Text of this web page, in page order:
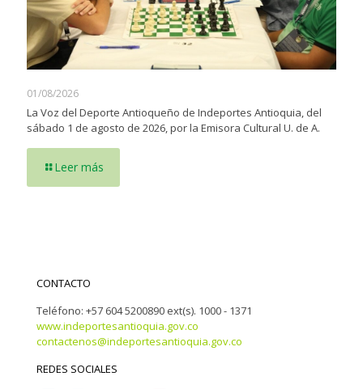
01/08/2026
La Voz del Deporte Antioqueño de Indeportes Antioquia, del
sábado 1 de agosto de 2026, por la Emisora Cultural U. de A.
Leer más
CONTACTO
Teléfono: +57 604 5200890 ext(s). 1000 - 1371
www.indeportesantioquia.gov.co
contactenos@indeportesantioquia.gov.co
REDES SOCIALES